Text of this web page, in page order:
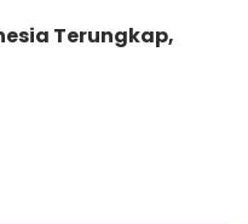
Terungkap,